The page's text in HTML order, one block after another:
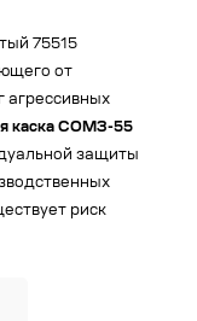
75515
от
агрессивных
каска СОМЗ-55
защиты
риск